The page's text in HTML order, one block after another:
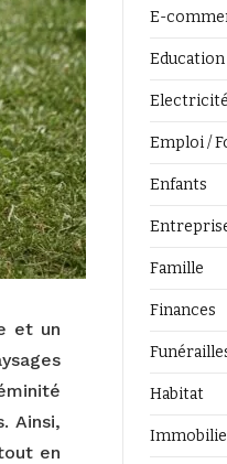
et un
Ainsi,
en
E-
Education
Emploi /
Enfants
Famille
Finances
Habitat